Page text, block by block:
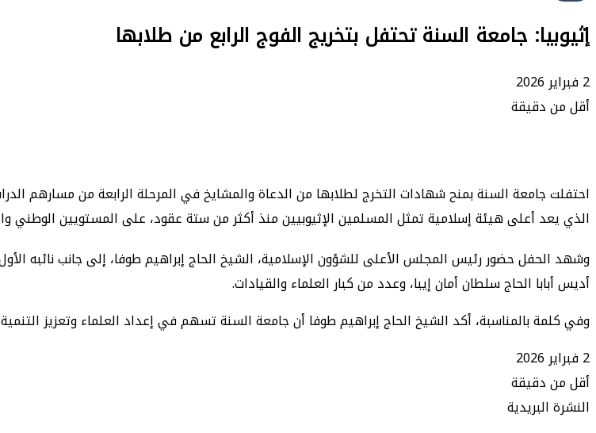
إثيوبيا: جامعة السنة تحتفل بتخريج الفوج الرابع من طلابها
2 فبراير 2026
أقل من دقيقة
احتفلت جامعة السنة بمنح شهادات التخرج لطلابها من الدعاة والمشايخ في المرحلة الرابعة من مسارهم
الذي يعد أعلى هيئة إسلامية تمثل المسلمين الإثيوبيين منذ أكثر من ستة عقود، على المستويين الوطني
وشهد الحفل حضور رئيس المجلس الأعلى للشؤون الإسلامية، الشيخ الحاج إبراهيم طوفا، إلى جانب نائبه
أديس أبابا الحاج سلطان أمان إيبا، وعدد من كبار العلماء والقيادات.
وفي كلمة بالمناسبة، أكد الشيخ الحاج إبراهيم طوفا أن جامعة السنة تسهم في إعداد العلماء وتعزيز
2 فبراير 2026
أقل من دقيقة
فيسبوك
ماسنجر
ماسنجر
واتساب
تيلقرام
مشاركة
طباعة
النشرة البريدية